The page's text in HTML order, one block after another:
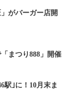
がバーガー店開
まつり888」開催
駅｣に！10月末ま